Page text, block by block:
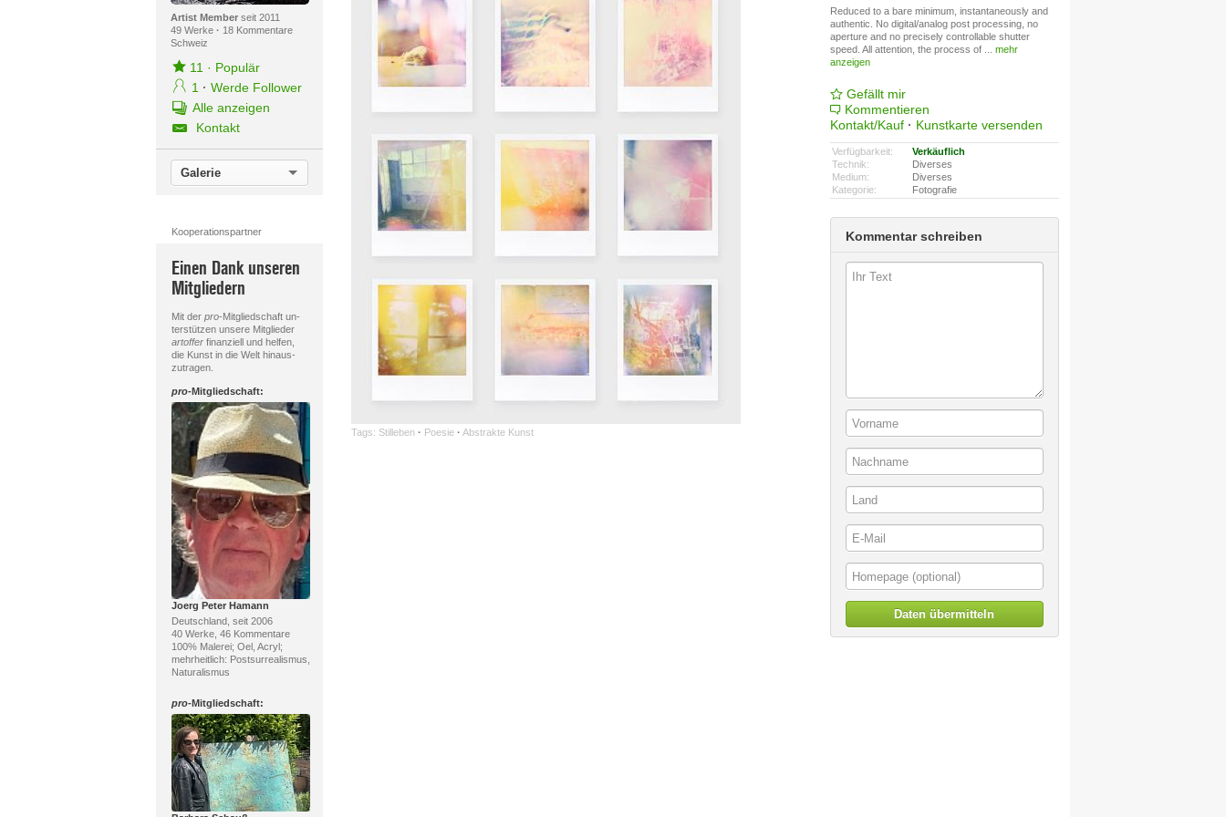
Artist Memberseit 2011
49 Werke · 18 Kommentare
Schweiz
11 · Populär
1 · Werde Follower
Alle anzeigen
Kontakt
Galerie
Kooperationspartner
Einen Dank unseren
Mitgliedern
Mit der pro-Mitgliedschaft un-
terstützen unsere Mitglieder
artofferfinanziell und helfen,
die Kunst in die Welt hinaus-
zutragen.
pro-Mitgliedschaft:
Joerg Peter Hamann
Deutschland, seit 2006
40 Werke, 46 Kommentare
100% Malerei; Oel, Acryl;
mehrheitlich: Postsurrealismus,
Naturalismus
pro-Mitgliedschaft:
Tags: Stilleben · Poesie · Abstrakte Kunst
Reduced to a bare minimum, instantaneously and
authentic. No digital/analog post processing, no
aperture and no precisely controllable shutter
speed. All attention, the process of
mehr
anzeigen
Gefällt mir
Kommentieren
Kontakt/Kauf · Kunstkarte versenden
Verfügbarkeit:
Verkäuflich
Technik:
Diverses
Medium:
Diverses
Kategorie:
Fotografie
Kommentar schreiben
Daten übermitteln